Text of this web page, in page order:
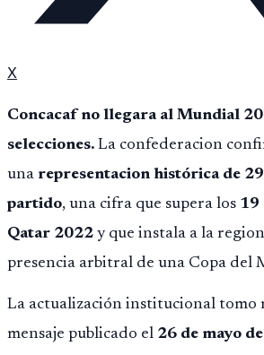
X
Concacaf no llegara al Mundial
selecciones. La confederacion
una representacion histórica de
partido, una cifra que supera los 19
Qatar 2022 y que instala a la
presencia arbitral de una Copa del
La actualización institucional tomo
mensaje publicado el 26 de mayo